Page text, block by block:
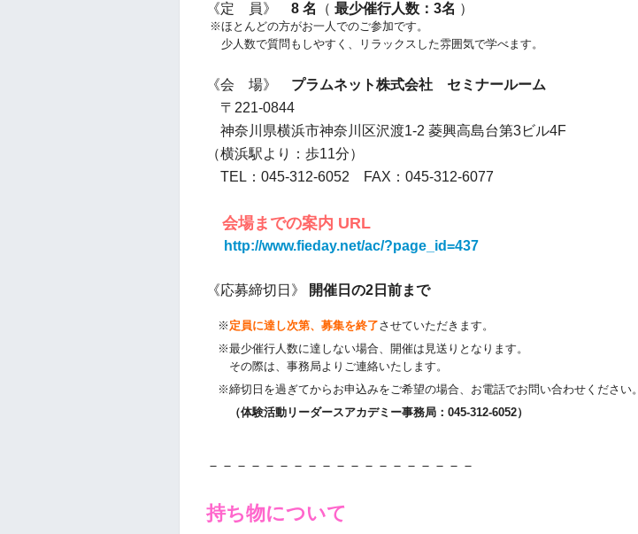
《定 員》 8 名 （ 最少催行人数：3名 ）
※ほとんどの方がお一人でのご参加です。
少人数で質問もしやすく、リラックスした雰囲気で学べます。
《会 場》 プラムネット株式会社 セミナールーム
〒221-0844
神奈川県横浜市神奈川区沢渡1-2 菱興高島台第3ビル4F
（横浜駅より：歩11分）
TEL：045-312-6052 FAX：045-312-6077
会場までの案内 URL
http://www.fieday.net/ac/?page_id=437
《応募締切日》 開催日の2日前まで
※ 定員に達し次第、募集を終了させていただきます。
※最少催行人数に達しない場合、開催は見送りとなります。
その際は、事務局よりご連絡いたします。
※締切日を過ぎてからお申込みをご希望の場合、お電話でお問い合わせください。
（体験活動リーダースアカデミー事務局：045-312-6052）
－－－－－－－－－－－－－－－－－－－
持ち物について